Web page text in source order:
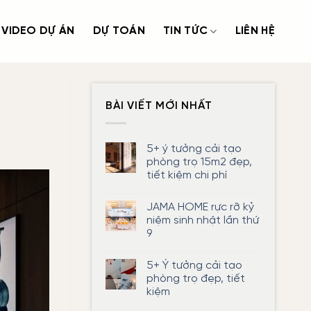
VIDEO DỰ ÁN DỰ TOÁN TIN TỨC LIÊN HỆ
BÀI VIẾT MỚI NHẤT
5+ ý tưởng cải tạo
phòng trọ 15m2 đẹp,
tiết kiệm chi phí
bình
luận
ở
5+
cải
tạo
phòng
trọ
15m2
JAMA HOME rực rỡ kỷ
niệm sinh nhật lần thứ
9
bình
luận
ở
JAMA
5+ Ý tưởng cải tạo
phòng trọ đẹp, tiết
kiệm